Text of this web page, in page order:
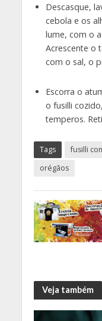
Descasque,
cebola e os
lume, com o
Acrescente o
com o sal, o
Escorra o
o fusilli
temperos.
Tags fusilli
orégãos
Veja também